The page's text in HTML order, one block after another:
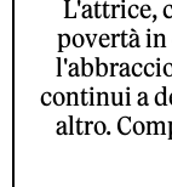
L'attrice,
povertà in
continui a
altro.